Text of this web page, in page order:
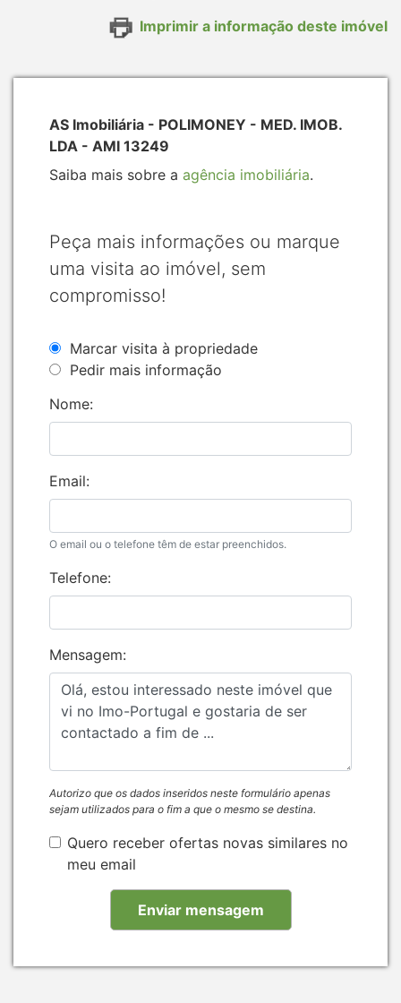
Imprimir a informação deste imóvel
AS Imobiliária - POLIMONEY - MED. IMOB.
LDA - AMI 13249
Saiba mais sobre a agência imobiliária.
Peça mais informações ou marque
uma visita ao imóvel, sem
compromisso!
Marcar visita à propriedade
Pedir mais informação
Nome:
Email:
O email ou o telefone têm de estar preenchidos.
Telefone:
Mensagem:
Autorizo que os dados inseridos neste formulário apenas
sejam utilizados para o fim a que o mesmo se destina.
Quero receber ofertas novas similares no
meu email